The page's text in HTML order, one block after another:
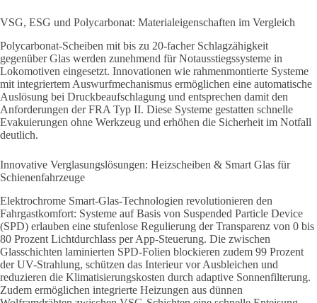
VSG, ESG und Polycarbonat: Materialeigenschaften im Vergleich
Polycarbonat-Scheiben mit bis zu 20-facher Schlagzähigkeit
gegenüber Glas werden zunehmend für Notausstiegssysteme in
Lokomotiven eingesetzt. Innovationen wie rahmenmontierte Systeme
mit integriertem Auswurfmechanismus ermöglichen eine automatische
Auslösung bei Druckbeaufschlagung und entsprechen damit den
Anforderungen der FRA Typ II. Diese Systeme gestatten schnelle
Evakuierungen ohne Werkzeug und erhöhen die Sicherheit im Notfall
deutlich.
Innovative Verglasungslösungen: Heizscheiben & Smart Glas für
Schienenfahrzeuge
Elektrochrome Smart-Glas-Technologien revolutionieren den
Fahrgastkomfort: Systeme auf Basis von Suspended Particle Device
(SPD) erlauben eine stufenlose Regulierung der Transparenz von 0 bis
80 Prozent Lichtdurchlass per App-Steuerung. Die zwischen
Glasschichten laminierten SPD-Folien blockieren zudem 99 Prozent
der UV-Strahlung, schützen das Interieur vor Ausbleichen und
reduzieren die Klimatisierungskosten durch adaptive Sonnenfilterung.
Zudem ermöglichen integrierte Heizungen aus dünnen